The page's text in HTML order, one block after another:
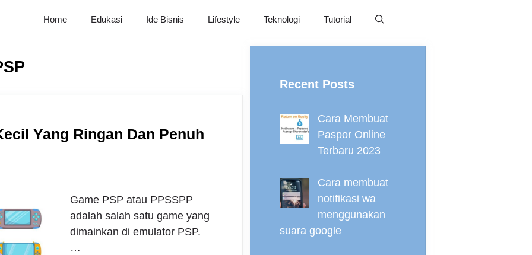
Home Edukasi Ide Bisnis Lifestyle Teknologi Tutorial
Yang Ringan Dan Penuh
Game PSP atau PPSSPP
adalah salah satu game yang
dimainkan di emulator PSP.
…
Recent Posts
Cara Membuat
Paspor Online
Terbaru 2023
Cara membuat
notifikasi wa
menggunakan
suara google